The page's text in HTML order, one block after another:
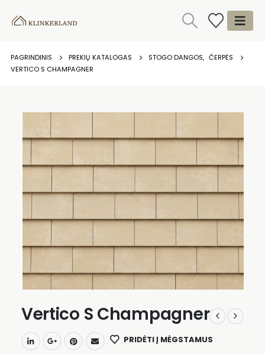
PAGRINDINIS PREKIŲ KATALOGAS STOGO DANGOS, ČERPĖS
VERTICO S CHAMPAGNER
Vertico S Champagner
PRIDĖTI Į MĖGSTAMUS